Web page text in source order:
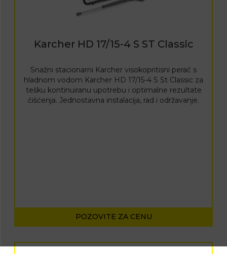
Karcher HD 17/15-4 S ST Classic
Snažni stacionarni Karcher visokopritisni perač s
hladnom vodom Karcher HD 17/15-4 S St Classic za
tešku kontinuiranu upotrebu i optimalne rezultate
čišćenja. Jednostavna instalacija, rad i održavanje.
POZOVITE ZA CENU